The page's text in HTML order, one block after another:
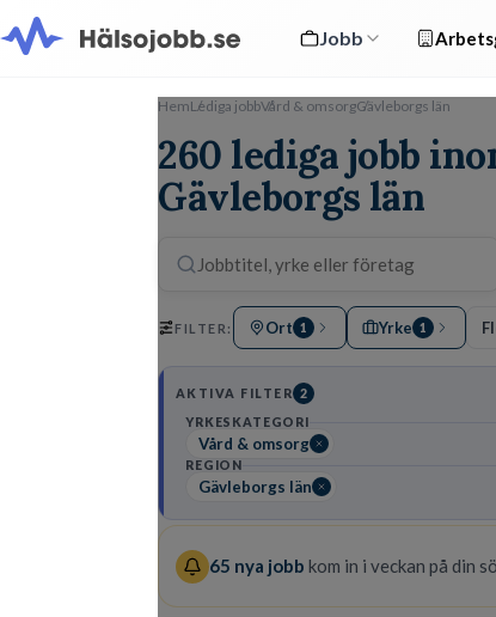
Jobb
HemLediga jobbVård & omsorgGävleborgs län
260 lediga jobb
Gävleborgs län
FILTER: Ort 1 Yrke 1
AKTIVA FILTER 2
YRKESKATEGORI
Vård & omsorg
REGION
Gävleborgs län
65 nya jobb kom in i veckan på din